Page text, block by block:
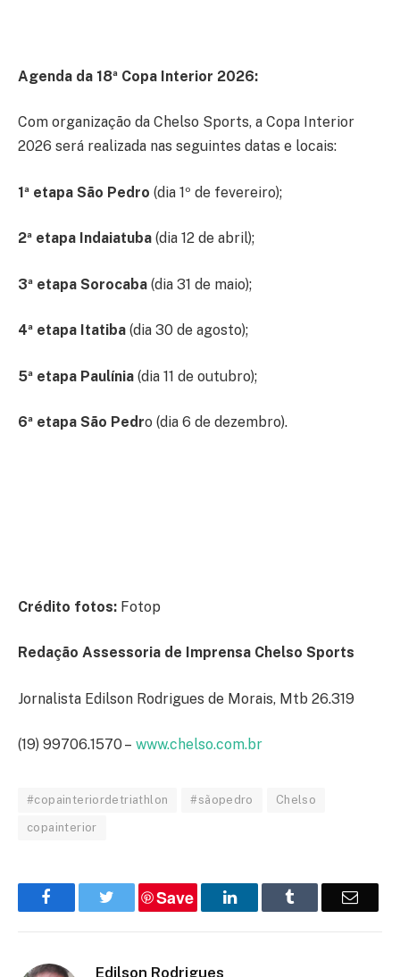
Agenda da 18ª Copa Interior 2026:
Com organização da Chelso Sports, a Copa Interior
2026 será realizada nas seguintes datas e locais:
1ª etapa São Pedro (dia 1º de fevereiro);
2ª etapa Indaiatuba (dia 12 de abril);
3ª etapa Sorocaba (dia 31 de maio);
4ª etapa Itatiba (dia 30 de agosto);
5ª etapa Paulínia (dia 11 de outubro);
6ª etapa São Pedro (dia 6 de dezembro).
Crédito fotos: Fotop
Redação Assessoria de Imprensa Chelso Sports
Jornalista Edilson Rodrigues de Morais, Mtb 26.319
(19) 99706.1570 – www.chelso.com.br
#copainteriordetriathlon #sãopedro Chelso
copainterior
FacebookTwitterSave LinkedIn Email
Edilson Rodrigues